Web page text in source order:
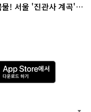
! 서울 '진관사 계곡'이
A
p
p